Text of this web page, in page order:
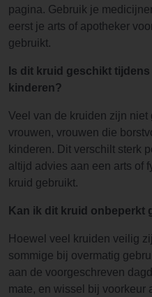
pagina. Gebruik je
eerst je arts of apotheker
gebruikt.
Is dit kruid geschikt
kinderen?
Veel van de kruiden zijn niet
vrouwen, vrouwen die
kinderen. Dit verschilt sterk
altijd advies aan een arts of
kruid gebruikt.
Kan ik dit kruid onbeperkt
Hoewel veel kruiden veilig
sommige bij overmatig
aan de voorgeschreven
mate, en wissel bij voorkeur